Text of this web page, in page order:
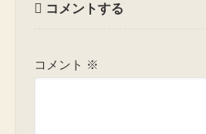
コメントする
コメント ※